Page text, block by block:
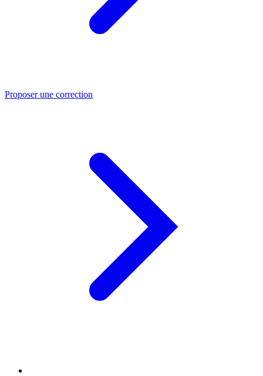
Proposer une correction